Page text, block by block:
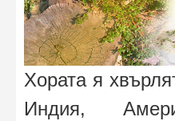
Хората я
Индия,